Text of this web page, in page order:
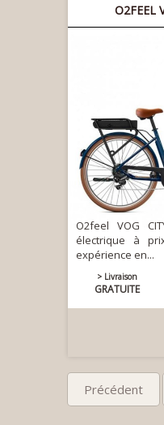
O2FEEL
O2feel VOG
électrique à
expérience en...
> Livraison
GRATUITE
Précédent